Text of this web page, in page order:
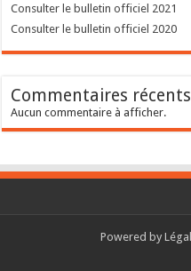
Consulter le bulletin officiel 2021
Consulter le bulletin officiel 2020
Commentaires récents
Aucun commentaire à afficher.
Powered by Légal